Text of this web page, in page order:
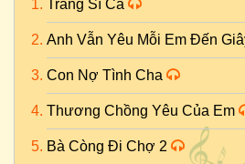
Tráng Sĩ Ca
Anh Vẫn Yêu Mỗi Em Đến
Con Nợ Tình Cha
Thương Chồng Yêu Của Em
Bà Còng Đi Chợ 2